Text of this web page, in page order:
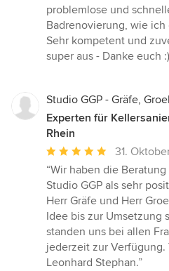
Sternen
problemlose und
Badrenovierung, wie
Sehr kompetent und
super aus - Danke euch
Studio GGP - Gräfe,
Experten für
Rhein
Durchschnittliche
Bewertung:
5
von
5
Sternen
31.
“Wir haben die
Studio GGP als sehr
Herr Gräfe und Herr
Idee bis zur Umsetzung
standen uns bei allen
jederzeit zur
Leonhard Stephan.”